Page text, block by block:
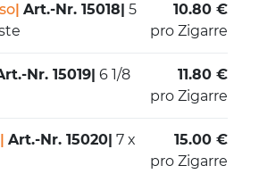
Art.-Nr. 15018 5
10.80 €
pro Zigarre
Nr. 15019 6 1/8
11.80 €
pro Zigarre
Art.-Nr. 15020 7 x
15.00 €
pro Zigarre